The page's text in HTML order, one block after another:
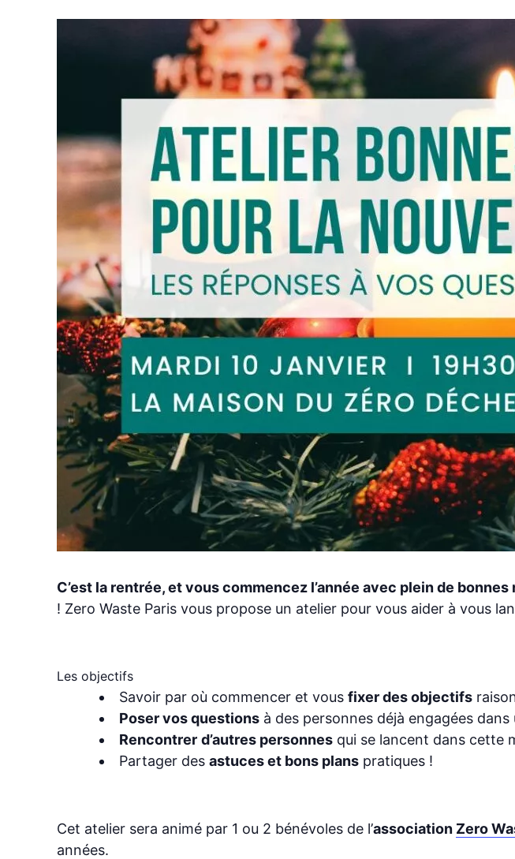
C’est la rentrée, et vous commencez l’année avec plein de
! Zero Waste Paris vous propose un atelier pour vous aider à vous
Les objectifs
Savoir par où commencer et vous fixer des objectifs
Poser vos questions à des personnes déjà engagées
Rencontrer d’autres personnes qui se lancent dans cette
Partager des astuces et bons plans pratiques !
Cet atelier sera animé par 1 ou 2 bénévoles de l’association Zero
années.